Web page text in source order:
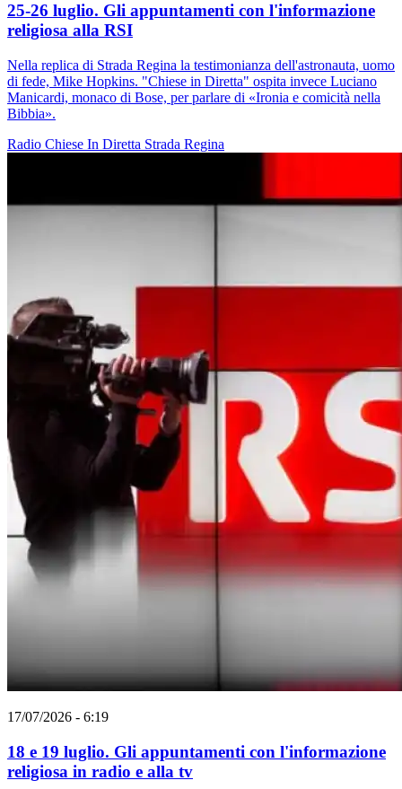
25-26 luglio. Gli appuntamenti con l'informazione
religiosa alla RSI
Nella replica di Strada Regina la testimonianza dell'astronauta, uomo
di fede, Mike Hopkins. "Chiese in Diretta" ospita invece Luciano
Manicardi, monaco di Bose, per parlare di «Ironia e comicità nella
Bibbia».
Radio Chiese In Diretta Strada Regina
17/07/2026 - 6:19
18 e 19 luglio. Gli appuntamenti con l'informazione
religiosa in radio e alla tv